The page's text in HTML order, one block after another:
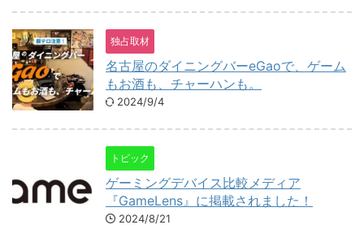
独占取材
名古屋のダイニングバーeGaoで、ゲーム
もお酒も、チャーハンも。
2024/9/4
トピック
ゲーミングデバイス比較メディア
『GameLens』に掲載されました！
2024/8/21